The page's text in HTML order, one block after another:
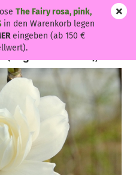
The Fairy rosa, pink,
in den Warenkorb legen
eingeben (ab 150 €